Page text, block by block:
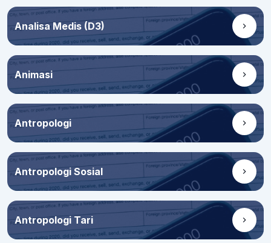
Analisa Medis (D3)
Animasi
Antropologi
Antropologi Sosial
Antropologi Tari